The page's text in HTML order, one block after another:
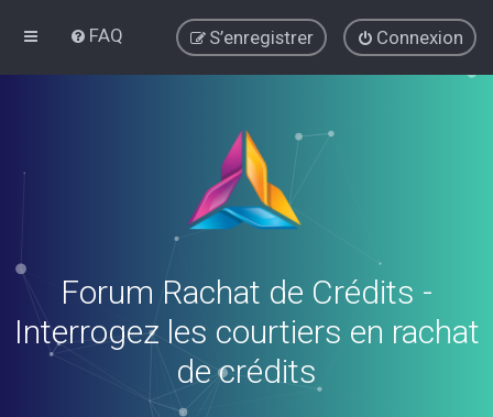
FAQ Connexion
S’enregistrer
Forum Rachat de Crédits -
Interrogez les courtiers en rachat
de crédits